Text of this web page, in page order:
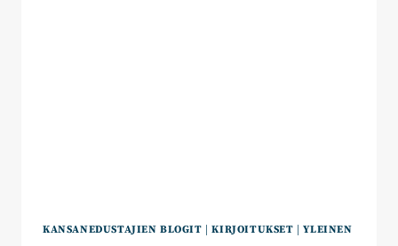
KANSANEDUSTAJIEN BLOGIT |KIRJOITUKSET |YLEINEN